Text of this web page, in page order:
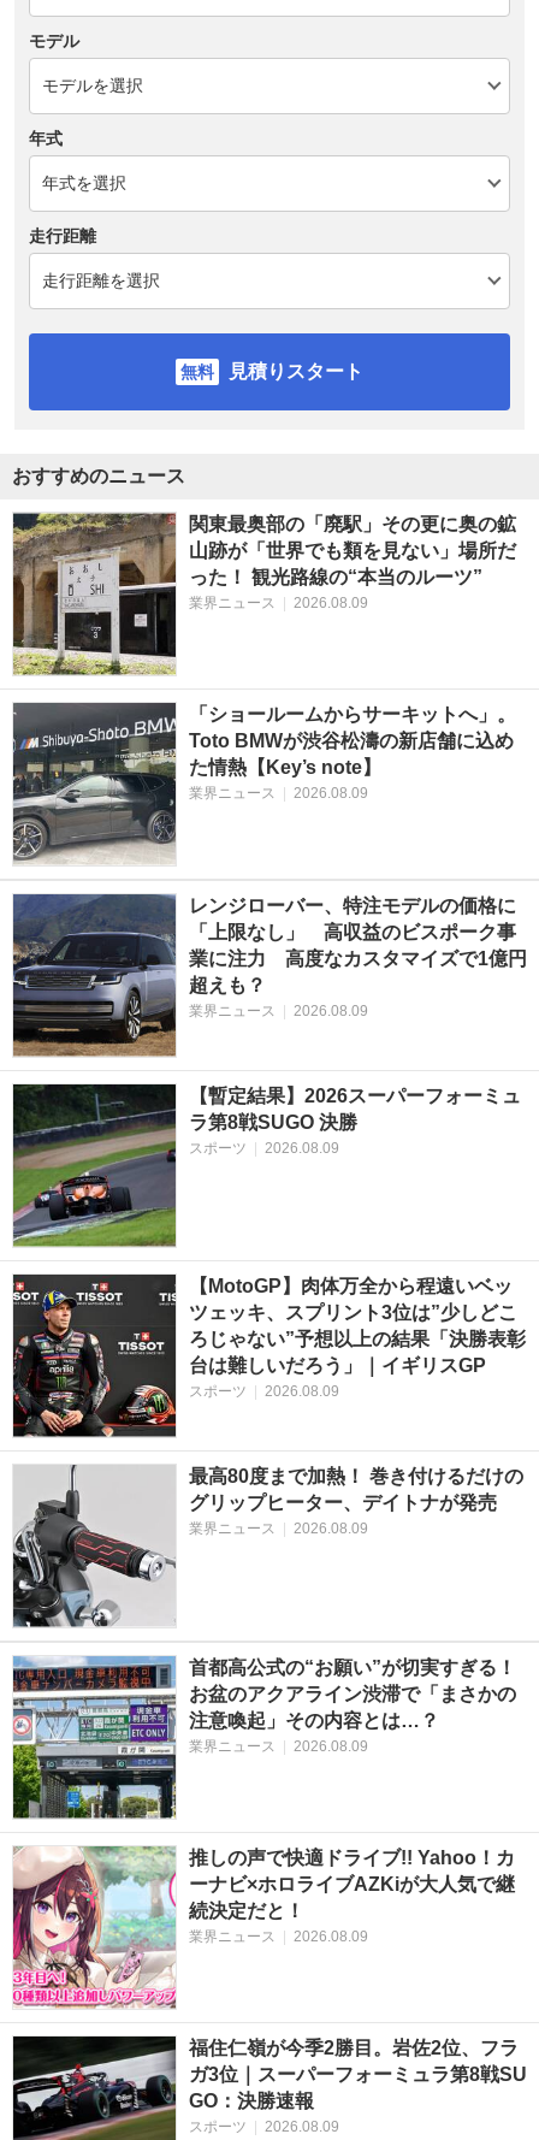
モデル
年式
走行距離
見積りスタート
おすすめのニュース
関東最奥部の「廃駅」その更に奥の鉱
山跡が「世界でも類を見ない」場所だ
った！ 観光路線の“本当のルーツ”
業界ニュース 2026.08.09
「ショールームからサーキットへ」。
Toto BMWが渋谷松濤の新店舗に込め
た情熱【Key’s note】
業界ニュース 2026.08.09
レンジローバー、特注モデルの価格に
「上限なし」 高収益のビスポーク事
業に注力 高度なカスタマイズで1億円
超えも？
業界ニュース 2026.08.09
【暫定結果】2026スーパーフォーミュ
ラ第8戦SUGO 決勝
スポーツ 2026.08.09
【MotoGP】肉体万全から程遠いベッ
ツェッキ、スプリント3位は”少しどこ
ろじゃない”予想以上の結果「決勝表彰
台は難しいだろう」｜イギリスGP
スポーツ | 2026.08.09
最高80度まで加熱！ 巻き付けるだけの
グリップヒーター、デイトナが発売
業界ニュース | 2026.08.09
首都高公式の“お願い”が切実すぎる！
お盆のアクアライン渋滞で「まさかの
注意喚起」その内容とは…？
業界ニュース | 2026.08.09
推しの声で快適ドライブ!! Yahoo！カ
ーナビ×ホロライブAZKiが大人気で継
続決定だと！
業界ニュース | 2026.08.09
福住仁嶺が今季2勝目。岩佐2位、フラ
ガ3位｜スーパーフォーミュラ第8戦SU
GO：決勝速報
スポーツ | 2026.08.09